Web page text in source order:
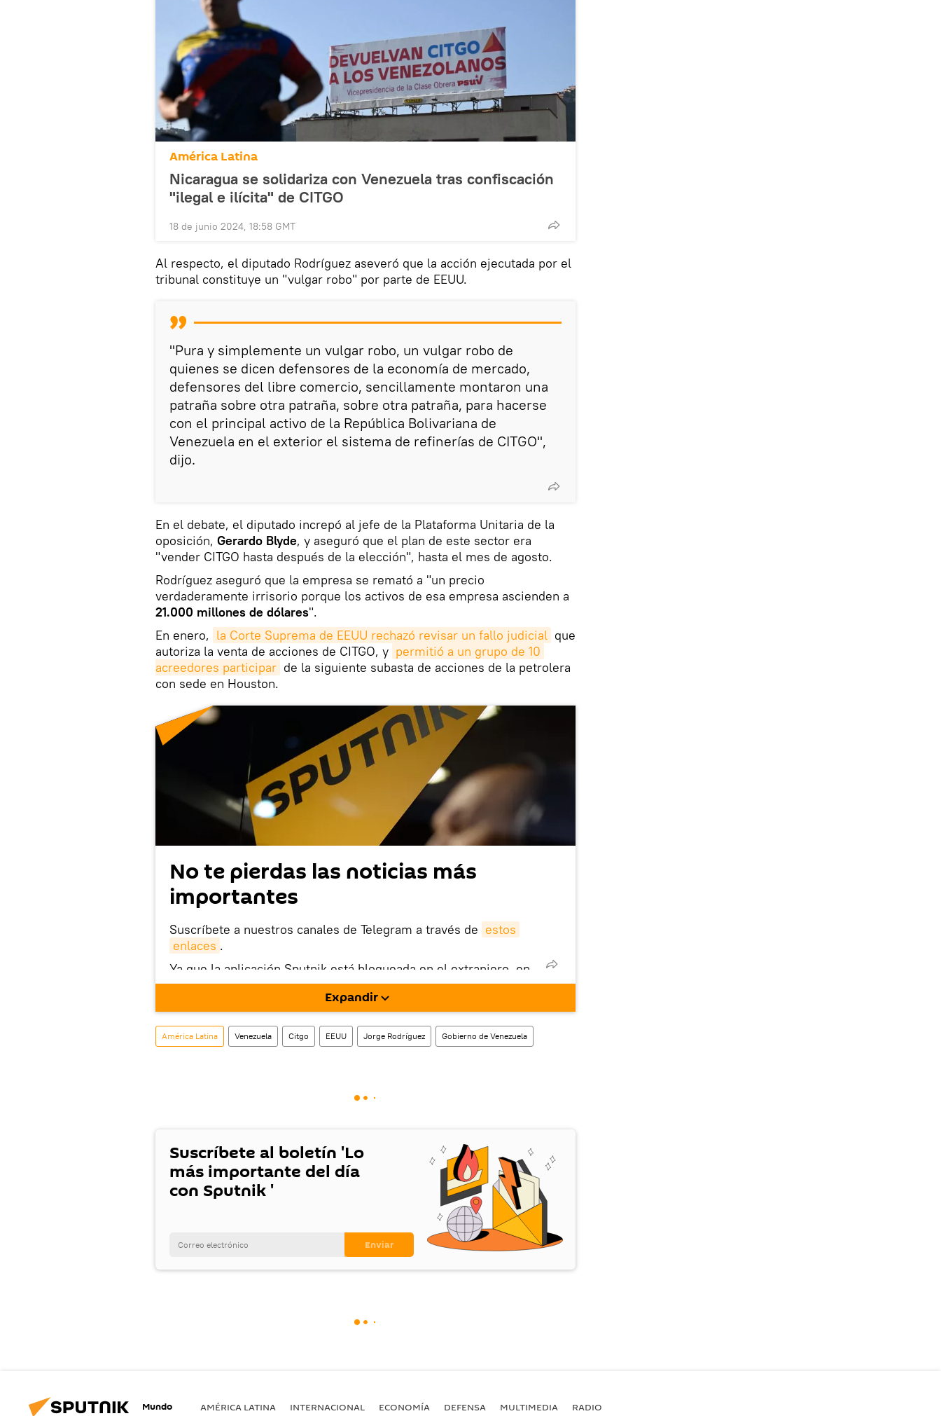
América Latina
Nicaragua se solidariza con Venezuela tras confiscación
"ilegal e ilícita" de CITGO
18 de junio 2024, 18:58 GMT
Al respecto, el diputado Rodríguez aseveró que la acción ejecutada por el
tribunal constituye un "vulgar robo" por parte de EEUU.
"Pura y simplemente un vulgar robo, un vulgar robo de
quienes se dicen defensores de la economía de mercado,
defensores del libre comercio, sencillamente montaron una
patraña sobre otra patraña, sobre otra patraña, para hacerse
con el principal activo de la República Bolivariana de
Venezuela en el exterior el sistema de refinerías de CITGO",
dijo.
En el debate, el diputado increpó al jefe de la Plataforma Unitaria de la
oposición, Gerardo Blyde, y aseguró que el plan de este sector era
"vender CITGO hasta después de la elección", hasta el mes de agosto.
Rodríguez aseguró que la empresa se remató a "un precio
verdaderamente irrisorio porque los activos de esa empresa ascienden a
21.000 millones de dólares".
En enero, la Corte Suprema de EEUU rechazó revisar un fallo judicial que
autoriza la venta de acciones de CITGO, y permitió a un grupo de 10
acreedores participar de la siguiente subasta de acciones de la petrolera
con sede en Houston.
No te pierdas las noticias más
importantes
Suscríbete a nuestros canales de Telegram a través de estos
enlaces .
Ya que la aplicación Sputnik está bloqueada en el extranjero, en
este enlace puedes descargarla e instalarla en tu dispositivo
También tenemos una cuenta en la red social rusa VK .
Expandir
América Latina Venezuela Citgo EEUU Jorge Rodríguez Gobierno de Venezuela
Suscríbete al boletín 'Lo
más importante del día
con Sputnik '
Mundo AMÉRICA LATINA INTERNACIONAL ECONOMÍA DEFENSA MULTIMEDIA RADIO